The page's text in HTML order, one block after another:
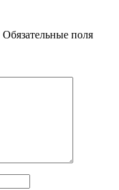
Обязательные поля